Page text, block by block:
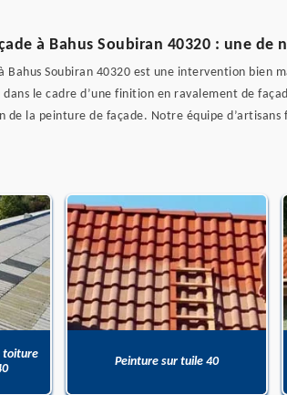
à Bahus Soubiran 40320 : une de
Bahus Soubiran 40320 est une intervention
dans le cadre d’une finition en ravalement de
de la peinture de façade. Notre équipe
toiture
Peinture sur tuile 40